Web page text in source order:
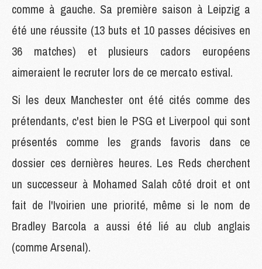
comme à gauche. Sa première saison à Leipzig a
été une réussite (13 buts et 10 passes décisives en
36 matches) et plusieurs cadors européens
aimeraient le recruter lors de ce mercato estival.
Si les deux Manchester ont été cités comme des
prétendants, c'est bien le PSG et Liverpool qui sont
présentés comme les grands favoris dans ce
dossier ces dernières heures. Les Reds cherchent
un successeur à Mohamed Salah côté droit et ont
fait de l'Ivoirien une priorité, même si le nom de
Bradley Barcola a aussi été lié au club anglais
(comme Arsenal).